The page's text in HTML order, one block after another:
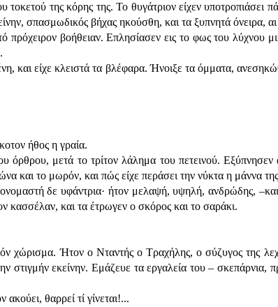
της κόρης της. Το θυγάτριον είχεν υποτροπιάσει
σπασμωδικός βήχας ηκούσθη, και τα ξυπνητά όνειρα,
πρόχειρον βοήθειαν. Επλησίασεν εις το φως του λύχνου
και είχε κλειστά τα βλέφαρα. Ήνοιξε τα όμματα,
ήθος η γραία.
μετά το τρίτον λάλημα του πετεινού.
και το μωρόν, και πώς είχε περάσει την νύκτα η μάννα
δε υφάντρια· ήτον μελαψή, υψηλή, ανδρώδης, –και
κασσέλαν, και τα έτρωγεν ο σκόρος και το σαράκι.
χώρισμα. Ήτον ο Νταντής ο Τραχήλης, ο σύζυγος της
στιγμήν εκείνην. Εμάζευε τα εργαλεία του – σκεπάρνια,
θαρρεί τί γίνεται!...